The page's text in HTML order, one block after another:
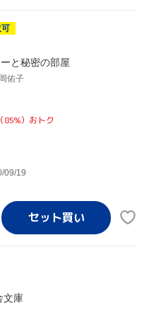
と秘密の部屋
佑子
85%）おトク
09/19
文庫